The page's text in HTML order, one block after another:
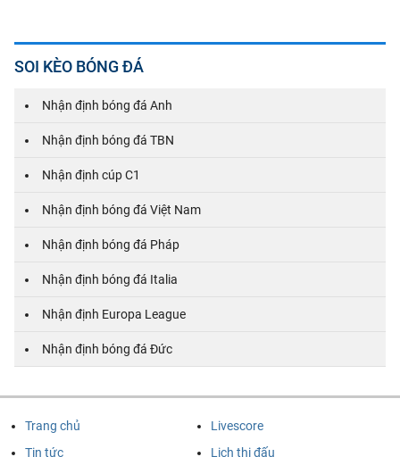
SOI KÈO BÓNG ĐÁ
Nhận định bóng đá Anh
Nhận định bóng đá TBN
Nhận định cúp C1
Nhận định bóng đá Việt Nam
Nhận định bóng đá Pháp
Nhận định bóng đá Italia
Nhận định Europa League
Nhận định bóng đá Đức
Trang chủ
Tin tức
Livescore
Lịch thi đấu